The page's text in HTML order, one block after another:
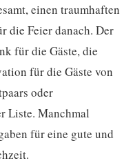
einen traumhaften
die Feier danach. Der
für die Gäste, die
für die Gäste von
oder
Liste. Manchmal
für eine gute und